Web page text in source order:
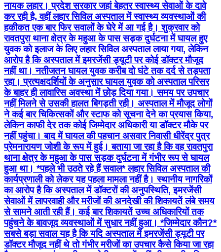
नायक लहार। प्रदेश सरकार जहां बेहतर स्वास्थ्य सेवाओं के दावे
कर रही है, वहीं लहार सिविल अस्पताल में स्वास्थ्य व्यवस्थाओं की
हकीकत एक बार फिर सवालों के घेरे में आ गई है। शुक्रवार को
रावतपुरा थाना क्षेत्र के महुआ के पास सड़क दुर्घटना में घायल हुए
युवक को इलाज के लिए लहार सिविल अस्पताल लाया गया, लेकिन
आरोप है कि अस्पताल में इमरजेंसी ड्यूटी पर कोई डॉक्टर मौजूद
नहीं था। नतीजतन घायल युवक करीब दो घंटे तक दर्द से तड़पता
रहा। प्रत्यक्षदर्शियों के अनुसार घायल युवक को अस्पताल परिसर
के बाहर ही लावारिस अवस्था में छोड़ दिया गया। समय पर उपचार
नहीं मिलने से उसकी हालत बिगड़ती रही। अस्पताल में मौजूद लोगों
ने कई बार चिकित्सकों और स्टाफ को सूचना देने का प्रयास किया,
लेकिन काफी देर तक कोई जिम्मेदार अधिकारी या डॉक्टर मौके पर
नहीं पहुंचा। बाद में घायल की पहचान असवार निवासी धीरेंद्र पुत्र
प्रेमनारायण जोशी के रूप में हुई। बताया जा रहा है कि वह रावतपुरा
थाना क्षेत्र के महुआ के पास सड़क दुर्घटना में गंभीर रूप से घायल
हुआ था। *पहले भी उठते रहे हैं सवाल* लहार सिविल अस्पताल की
कार्यप्रणाली को लेकर यह पहला मामला नहीं है। स्थानीय नागरिकों
का आरोप है कि अस्पताल में डॉक्टरों की अनुपस्थिति, इमरजेंसी
सेवाओं में लापरवाही और मरीजों की अनदेखी की शिकायतें लंबे समय
से सामने आती रही हैं। कई बार शिकायतें उच्च अधिकारियों तक
पहुंचने के बावजूद व्यवस्थाओं में सुधार नहीं हुआ। *जिम्मेदार कौन?*
सबसे बड़ा सवाल यह है कि यदि अस्पताल में इमरजेंसी ड्यूटी पर
डॉक्टर मौजूद नहीं थे तो गंभीर मरीजों का उपचार कैसे किया जा रहा